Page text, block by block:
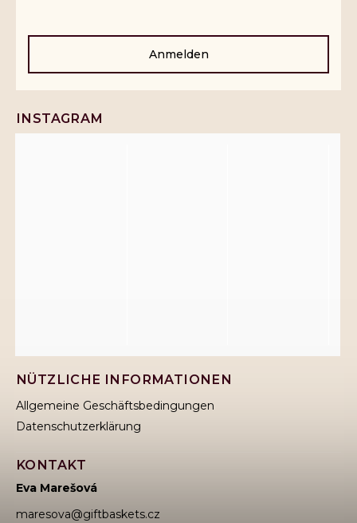
Anmelden
NÜTZLICHE INFORMATIONEN
Allgemeine Geschäftsbedingungen
Datenschutzerklärung
KONTAKT
Eva Marešová
maresova@giftbaskets.cz
INSTAGRAM